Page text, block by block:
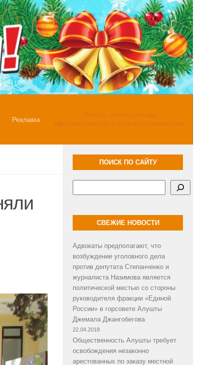
Реклама
Алушта - прогноз погоды
https://world-weather.ru/pogoda/russia/yaroslavl/
ПОИСК ПО САЙТУ
СВЕЖИЕ НОВОСТИ
Адвокаты предполагают, что
возбуждение уголовного дела
против депутата Степанченко и
журналиста Назимова является
политической местью со стороны
руководителя фракции «Единой
России» в горсовете Алушты
Джемала Джангобегова
22.04.2018
Общественность Алушты требует
освобождения незаконно
арестованных по заказу местной